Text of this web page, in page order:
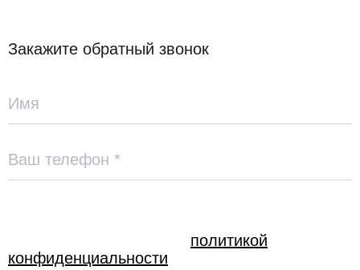
Закажите обратный звонок
политикой
конфиденциальности